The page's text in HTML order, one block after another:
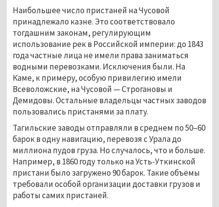
Наибольшее число пристаней на Чусовой
принадлежало казне. Это соответствовало
тогдашним законам, регулирующим
использование рек в Российской империи: до 1843
года частные лица не имели права заниматься
водными перевозками. Исключения были. На
Каме, к примеру, особую привилегию имели
Всеволожские, на Чусовой — Строгановы и
Демидовы. Остальные владельцы частных заводов
пользовались пристанями за плату.
Тагильские заводы отправляли в среднем по 50–60
барок в одну навигацию, перевозя с Урала до
миллиона пудов груза. Но случалось, что и больше.
Например, в 1860 году только на Усть-Уткинской
пристани было загружено 90 барок. Такие объёмы
требовали особой организации доставки грузов и
работы самих пристаней.